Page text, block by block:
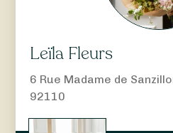
Leïla Fleurs
6 Rue Madame de
92110